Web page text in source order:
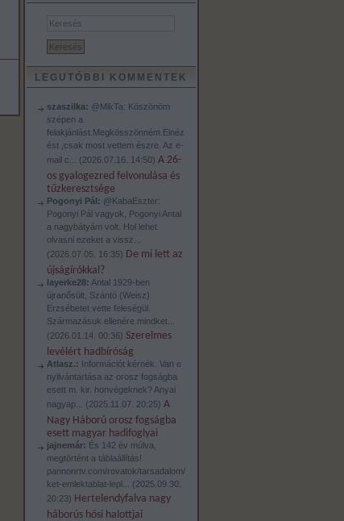
LEGUTÓBBI KOMMENTEK
szaszilka: @MikTa: Köszönöm
szépen a
felakjánlást.Megkösszönném.Elnéz
ést ,csak most vettem észre. Az e-
mail c...
(2026.07.16. 14:50) A 26-
os gyalogezred felvonulása és
tűzkeresztsége
Pogonyi Pál: @KabaEszter:
Pogonyi Pál vagyok, Pogonyi Antal
a nagybátyám volt. Hol lehet
olvasni ezeket a vissz...
(2026.07.05. 16:35) De mi lett az
újságírókkal?
layerke28: Antal 1929-ben
újranősült, Szántó (Weisz)
Erzsébetet vette feleségül.
Származásuk ellenére mindket...
(2026.01.14. 00:36) Szerelmes
levélért hadbíróság
Atlasz.: Információt kérnék. Van e
nyilvántartása az orosz fogságba
esett m. kir. honvégeknek? Anyai
nagyap...
(2025.11.07. 20:25) A
Nagy Háború orosz fogságba
esett magyar hadifoglyai
jajnemár: És 142 év múlva,
megtörtént a táblaállítás!
pannonrtv.com/rovatok/tarsadalom/
ket-emlektablat-lepl...
(2025.09.30.
20:23) Hertelendyfalva nagy
háborús hősi halottjai